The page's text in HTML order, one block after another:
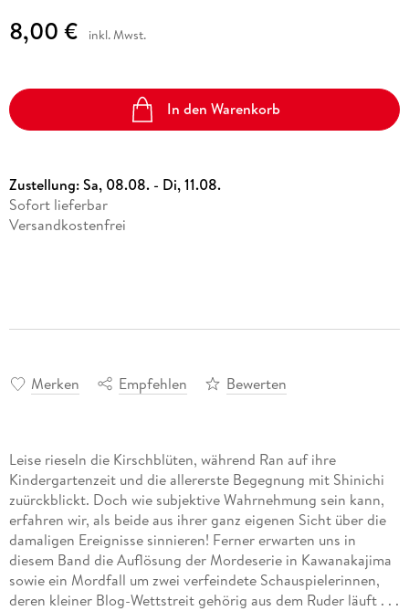
8,00 € inkl. Mwst.
In den Warenkorb
Zustellung:Sa, 08.08. - Di, 11.08.
Sofort lieferbar
Versandkostenfrei
Merken Empfehlen Bewerten
Leise rieseln die Kirschblüten, während Ran auf ihre
Kindergartenzeit und die allererste Begegnung mit Shinichi
zuürckblickt. Doch wie subjektive Wahrnehmung sein kann,
erfahren wir, als beide aus ihrer ganz eigenen Sicht über die
damaligen Ereignisse sinnieren! Ferner erwarten uns in
diesem Band die Auflösung der Mordeserie in Kawanakajima
sowie ein Mordfall um zwei verfeindete Schauspielerinnen,
deren kleiner Blog-Wettstreit gehörig aus dem Ruder läuft . . .